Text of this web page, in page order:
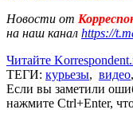
Новости от
на наш канал https://
Читайте
ТЕГИ: курьезы, видео,
Если вы заметили
нажмите Ctrl+Enter,